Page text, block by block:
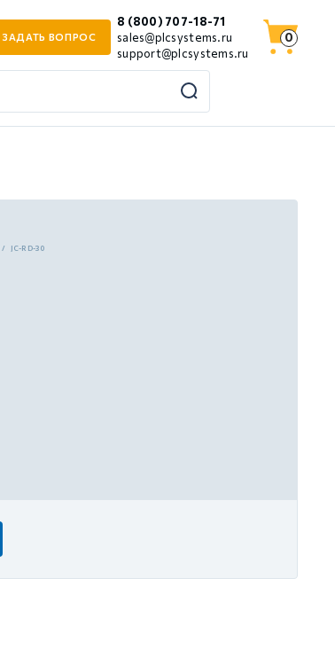
ЗАДАТЬ ВОПРОС
8 (800) 707-18-71
sales@plcsystems.ru
support@plcsystems.ru
0
JC-RD-30